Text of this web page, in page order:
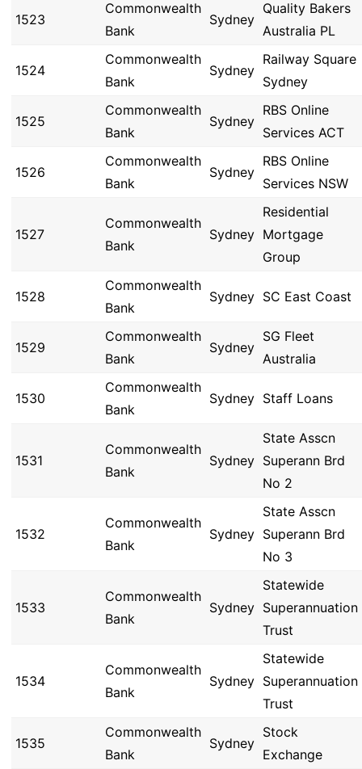
1523
Commonwealth
Bank
Sydney
Quality Bakers
Australia PL
1524
Commonwealth
Bank
Sydney
Railway Square
Sydney
1525
Commonwealth
Bank
Sydney
RBS Online
Services ACT
1526
Commonwealth
Bank
Sydney
RBS Online
Services NSW
1527
Commonwealth
Bank
Sydney
Residential
Mortgage
Group
1528
Commonwealth
Bank
Sydney SC East Coast
1529
Commonwealth
Bank
Sydney
SG Fleet
Australia
1530
Commonwealth
Bank
Sydney Staff Loans
1531
Commonwealth
Bank
Sydney
State Asscn
Superann Brd
No 2
1532
Commonwealth
Bank
Sydney
State Asscn
Superann Brd
No 3
1533
Commonwealth
Bank
Sydney
Statewide
Superannuation
Trust
1534
Commonwealth
Bank
Sydney
Statewide
Superannuation
Trust
1535
Commonwealth
Bank
Sydney
Stock
Exchange